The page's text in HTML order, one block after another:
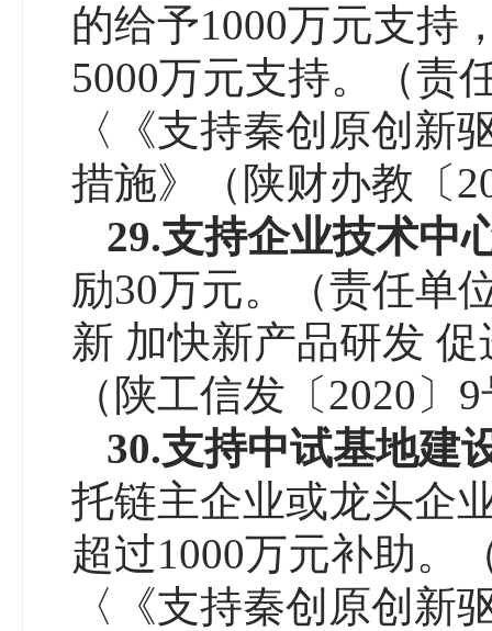
的给予1000万元支持
5000万元支持。（责
〈《支持秦创原创新
措施》（陕财办教〔
29.支持企业技术中
励30万元。（责任单
新 加快新产品研发
（陕工信发〔2020〕
30.支持中试基地建
托链主企业或龙头企
超过1000万元补助。
〈《支持秦创原创新